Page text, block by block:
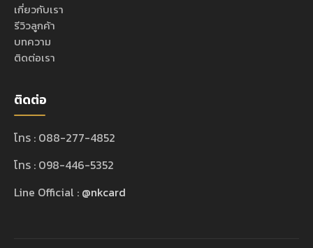
เกี่ยวกับเรา
รีวิวลูกค้า
บทความ
ติดต่อเรา
ติดต่อ
โทร : 088-277-4852
โทร : 098-446-5352
Line Official : @nkcard